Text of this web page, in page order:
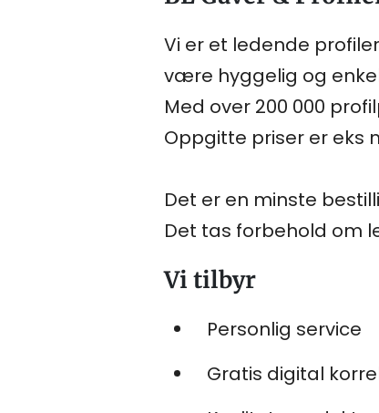
Vi er et ledende
være hyggelig og
Med over 200 000
Oppgitte priser er eks
Det er en minste
Det tas forbehold om
Vi tilbyr
Personlig service
Gratis digital